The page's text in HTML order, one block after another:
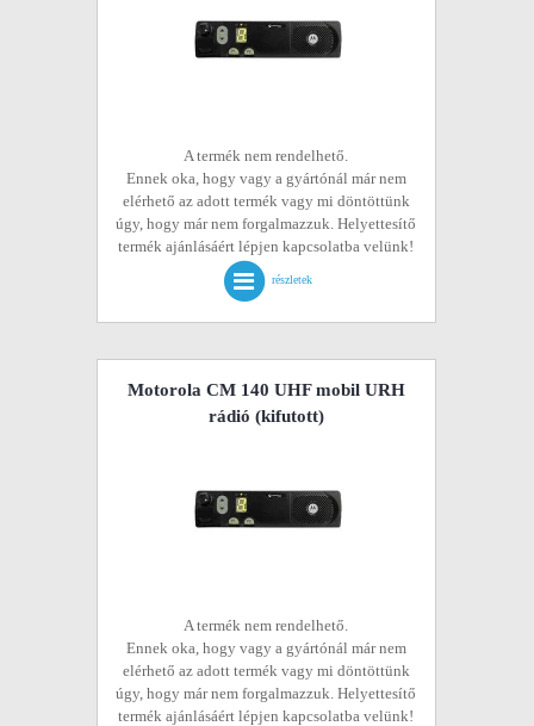
A termék nem rendelhető.
Ennek oka, hogy vagy a gyártónál már nem
elérhető az adott termék vagy mi döntöttünk
úgy, hogy már nem forgalmazzuk. Helyettesítő
termék ajánlásáért lépjen kapcsolatba velünk!
részletek
Motorola CM 140 UHF mobil URH
rádió (kifutott)
A termék nem rendelhető.
Ennek oka, hogy vagy a gyártónál már nem
elérhető az adott termék vagy mi döntöttünk
úgy, hogy már nem forgalmazzuk. Helyettesítő
termék ajánlásáért lépjen kapcsolatba velünk!